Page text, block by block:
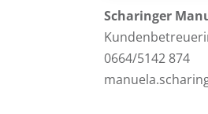
Scharinger
0664/5142 874